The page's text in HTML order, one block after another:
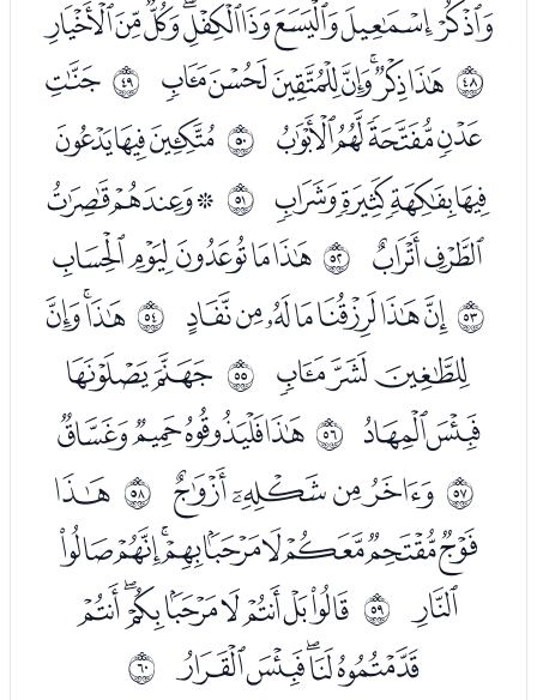
ﮂﮃﮄﮅﮆﮇﮈﮉﮊ
ﰯ ﮌﮍﮎﮏﮐﮑﮒ ﰰﮔ
ﮕﮖﮗﮘ ﰱ ﮚﮛﮜ
ﮝﮞﮟﮠ ﰲ ﮢﮣﮤ
ﮥﮦ ﰳﮨﮩﮪﮫﮬ
ﰴﮮﮯﮰﮱﯓﯔﯕ ﰵ ﯗﯘﯙ
ﯚﯛﯜ ﰶ ﯞﯟ
ﯠﯡ ﰷﯣﯤﯥﯦ
ﰸ ﯨﯩﯪﯫ ﰹ ﯭ
ﯮﯯﯰﯱﯲﯳﯴﯵﯶ
ﯷ ﰺ ﯹﯺﯻﯼﯽﯾﯿﰀ
ﰁﰂﰃﰄﰅ ﰻ